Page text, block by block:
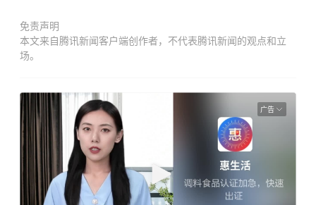
免责声明
本文来自腾讯新闻客户端创作者，不代表腾讯新闻的观点和立
场。
广告